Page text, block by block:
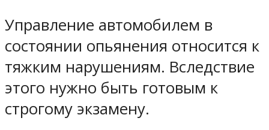
Управление автомобилем в
состоянии опьянения относится к
тяжким нарушениям. Вследствие
этого нужно быть готовым к
строгому экзамену.